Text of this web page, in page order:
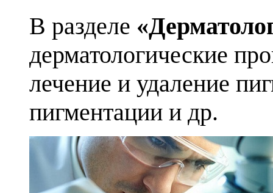
В разделе
дерматологические
лечение и удаление
пигментации и др.